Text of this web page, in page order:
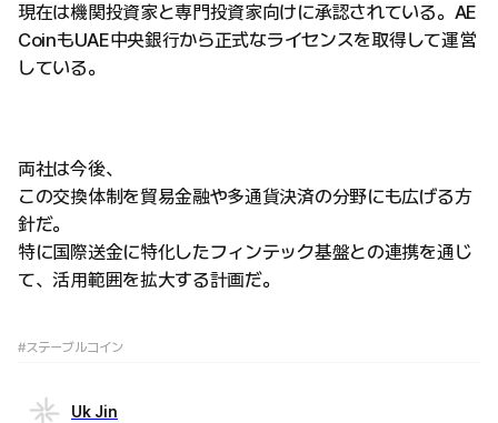
現在は機関投資家と専門投資家向けに承認されている。AE
CoinもUAE中央銀行から正式なライセンスを取得して運営
している。
両社は今後、
この交換体制を貿易金融や多通貨決済の分野にも広げる方
針だ。
特に国際送金に特化したフィンテック基盤との連携を通じ
て、活用範囲を拡大する計画だ。
#ステーブルコイン
Uk Jin